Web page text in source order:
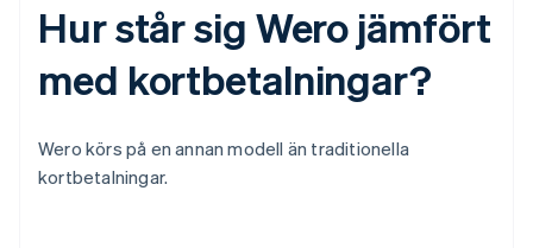
Hur står sig Wero jämfört
med kortbetalningar?
Wero körs på en annan modell än traditionella
kortbetalningar.